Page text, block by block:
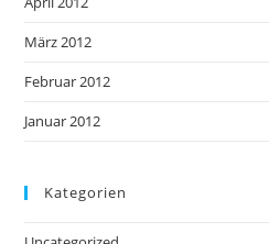
März 2012
Februar 2012
Januar 2012
Kategorien